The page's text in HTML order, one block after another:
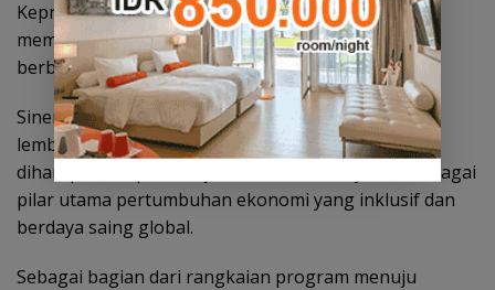
Kepri dan mitra kerja terkait berkomitmen untuk
memperkuat ekosistem ekonomi syariah melalui
berbagai inisiatif strategis.
Sinergi antara pemerintah, sektor swasta, UMKM,
lembaga keuangan syariah, dan masyarakat
diharapkan dapat menjadikan ekonomi syariah sebagai
pilar utama pertumbuhan ekonomi yang inklusif dan
berdaya saing global.
Sebagai bagian dari rangkaian program menuju